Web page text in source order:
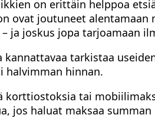
on erittäin helppoa
ovat joutuneet
ja joskus jopa tarjoamaan
kannattavaa tarkistaa
halvimman hinnan.
korttiostoksia tai
jos haluat maksaa